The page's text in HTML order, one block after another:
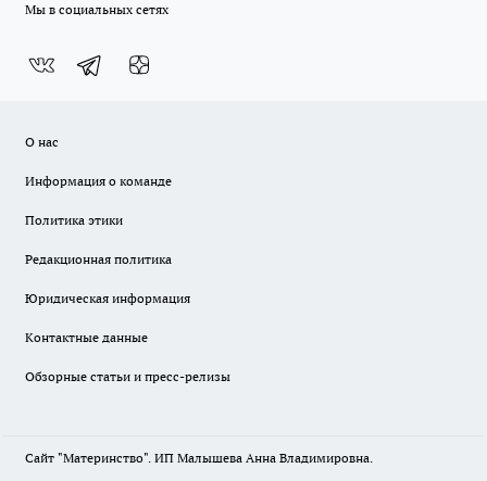
Мы в социальных сетях
О нас
Информация о команде
Политика этики
Редакционная политика
Юридическая информация
Контактные данные
Обзорные статьи и пресс-релизы
Сайт "Материнство". ИП Малышева Анна Владимировна.